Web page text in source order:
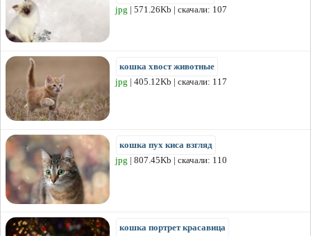
jpg | 571.26Kb | скачали: 107
кошка хвост животные
jpg | 405.12Kb | скачали: 117
кошка пух киса взгляд
jpg | 807.45Kb | скачали: 110
кошка портрет красавица